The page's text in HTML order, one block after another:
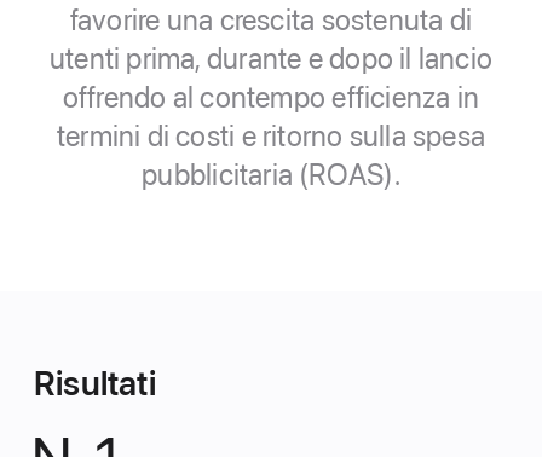
favorire una crescita sostenuta di
utenti prima, durante e dopo il lancio
offrendo al contempo efficienza in
termini di costi e ritorno sulla spesa
pubblicitaria (ROAS).
Risultati